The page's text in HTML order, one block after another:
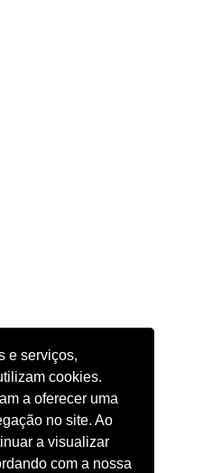
e serviços,
cookies.
a oferecer uma
no site. Ao
a visualizar
com a nossa